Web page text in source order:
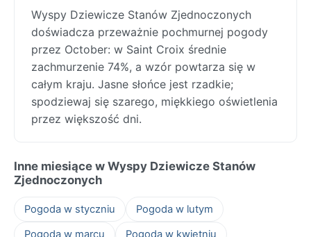
Wyspy Dziewicze Stanów Zjednoczonych
doświadcza przeważnie pochmurnej pogody
przez October: w Saint Croix średnie
zachmurzenie 74%, a wzór powtarza się w
całym kraju. Jasne słońce jest rzadkie;
spodziewaj się szarego, miękkiego oświetlenia
przez większość dni.
Inne miesiące w Wyspy Dziewicze Stanów
Zjednoczonych
Pogoda w styczniu
Pogoda w lutym
Pogoda w marcu
Pogoda w kwietniu